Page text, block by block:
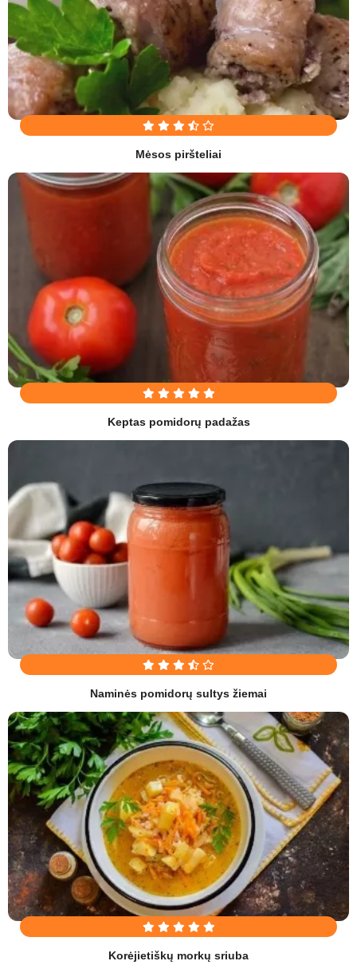
Mėsos piršteliai
Keptas pomidorų padažas
Naminės pomidorų sultys žiemai
Korėjietiškų morkų sriuba